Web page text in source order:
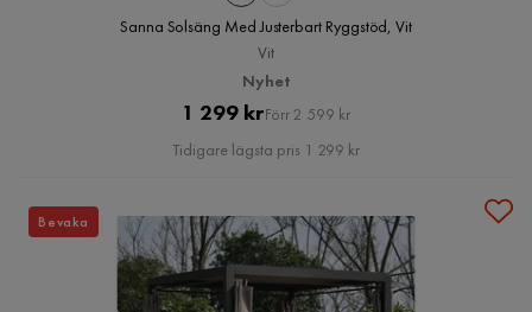
Sanna Solsäng Med Justerbart Ryggstöd, Vit
Vit
Nyhet
Pris
1 299 krOriginal
Pris
Förr 2 599 kr
Tidigare lägsta pris 1 299 kr
Bevaka